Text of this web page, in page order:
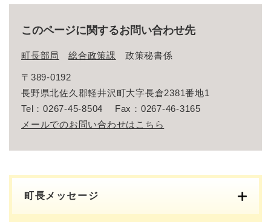
このページに関するお問い合わせ先
町長部局 総合政策課 政策秘書係
〒389-0192
長野県北佐久郡軽井沢町大字長倉2381番地1
Tel：0267-45-8504
Fax：0267-46-3165
メールでのお問い合わせはこちら
町長メッセージ